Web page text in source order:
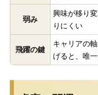
弱み
興味が移り
りにくい
飛躍の鍵
キャリアの
げると、唯